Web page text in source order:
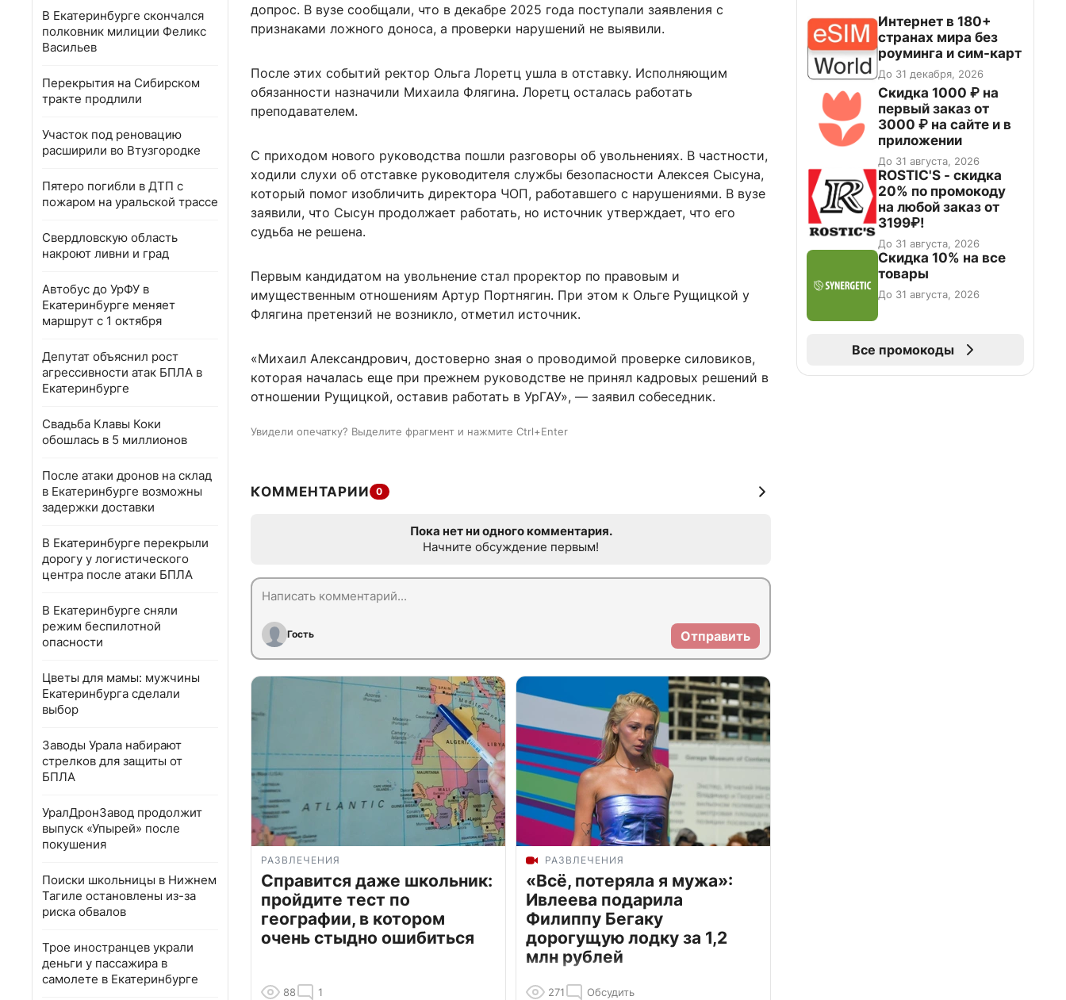
В Екатеринбурге скончался
полковник милиции Феликс
Васильев
Перекрытия на Сибирском
тракте продлили
Участок под реновацию
расширили во Втузгородке
Пятеро погибли в ДТП с
пожаром на уральской трассе
Свердловскую область
накроют ливни и град
Автобус до УрФУ в
Екатеринбурге меняет
маршрут с 1 октября
Депутат объяснил рост
агрессивности атак БПЛА в
Екатеринбурге
Свадьба Клавы Коки
обошлась в 5 миллионов
После атаки дронов на склад
в Екатеринбурге возможны
задержки доставки
В Екатеринбурге перекрыли
дорогу у логистического
центра после атаки БПЛА
В Екатеринбурге сняли
режим беспилотной
опасности
Цветы для мамы: мужчины
Екатеринбурга сделали
выбор
Заводы Урала набирают
стрелков для защиты от
БПЛА
УралДронЗавод продолжит
выпуск «Упырей» после
покушения
Поиски школьницы в Нижнем
Тагиле остановлены из-за
риска обвалов
Трое иностранцев украли
деньги у пассажира в
самолете в Екатеринбурге
допрос. В вузе сообщали, что в декабре 2025 года поступали заявления с
признаками ложного доноса, а проверки нарушений не выявили.
После этих событий ректор Ольга Лоретц ушла в отставку. Исполняющим
обязанности назначили Михаила Флягина. Лоретц осталась работать
преподавателем.
С приходом нового руководства пошли разговоры об увольнениях. В частности,
ходили слухи об отставке руководителя службы безопасности Алексея Сысуна,
который помог изобличить директора ЧОП, работавшего с нарушениями. В вузе
заявили, что Сысун продолжает работать, но источник утверждает, что его
судьба не решена.
Первым кандидатом на увольнение стал проректор по правовым и
имущественным отношениям Артур Портнягин. При этом к Ольге Рущицкой у
Флягина претензий не возникло, отметил источник.
«Михаил Александрович, достоверно зная о проводимой проверке силовиков,
которая началась еще при прежнем руководстве не принял кадровых решений в
отношении Рущицкой, оставив работать в УрГАУ», — заявил собеседник.
Увидели опечатку? Выделите фрагмент и нажмите Ctrl+Enter
КОММЕНТАРИИ 0
Пока нет ни одного комментария.
Начните обсуждение первым!
Гость Отправить
РАЗВЛЕЧЕНИЯ
Справится даже школьник:
пройдите тест по
географии, в котором
очень стыдно ошибиться
88 1
РАЗВЛЕЧЕНИЯ
«Всё, потеряла я мужа»:
Ивлеева подарила
Филиппу Бегаку
дорогущую лодку за 1,2
млн рублей
271 Обсудить
Интернет в 180+
странах мира без
роуминга и сим-карт
До 31 декабря, 2026
Скидка 1000 ₽ на
первый заказ от
3000 ₽ на сайте и в
приложении
До 31 августа, 2026
ROSTIC'S - скидка
20% по промокоду
на любой заказ от
3199₽!
До 31 августа, 2026
Скидка 10% на все
товары
До 31 августа, 2026
Все промокоды